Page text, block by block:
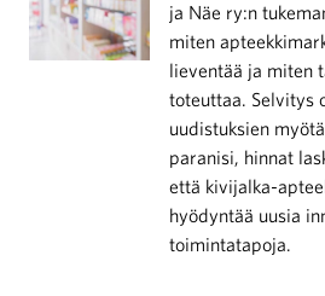
ja Näe ry:n
miten
lieventää ja miten
toteuttaa. Selvitys
uudistuksien
paranisi, hinnat
että kivijalka-
hyödyntää uusia
toimintatapoja.